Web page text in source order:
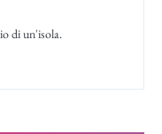
di un'isola.